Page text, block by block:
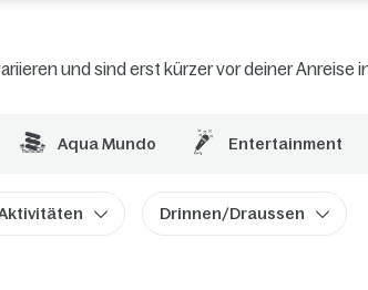
und sind erst kürzer vor deiner Anreise
Aqua Mundo Entertainment
Drinnen/Draussen